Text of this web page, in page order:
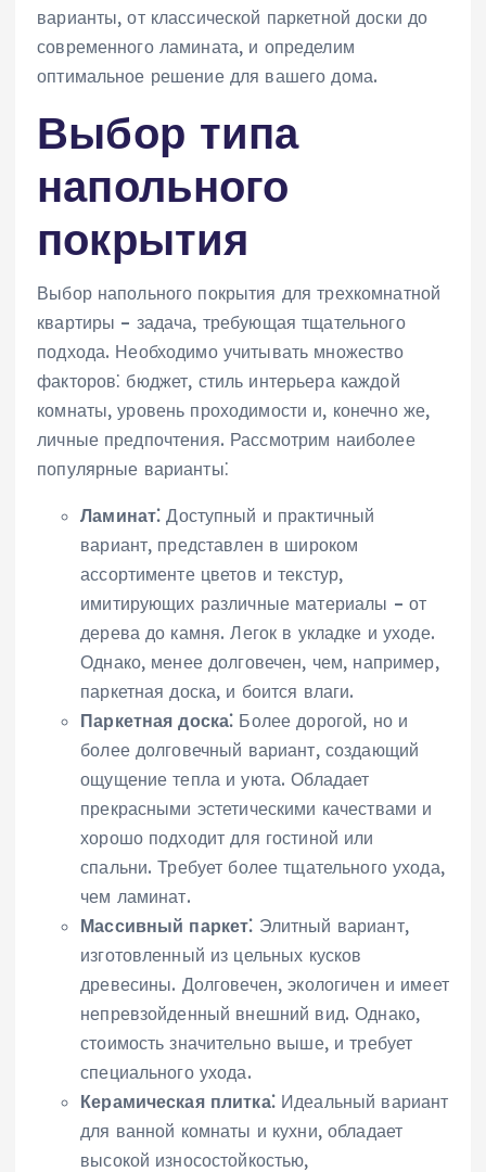
варианты, от классической паркетной доски до
современного ламината, и определим
оптимальное решение для вашего дома.
Выбор типа
напольного
покрытия
Выбор напольного покрытия для трехкомнатной
квартиры – задача, требующая тщательного
подхода. Необходимо учитывать множество
факторов⁚ бюджет, стиль интерьера каждой
комнаты, уровень проходимости и, конечно же,
личные предпочтения. Рассмотрим наиболее
популярные варианты⁚
Ламинат⁚ Доступный и практичный
вариант, представлен в широком
ассортименте цветов и текстур,
имитирующих различные материалы – от
дерева до камня. Легок в укладке и уходе.
Однако, менее долговечен, чем, например,
паркетная доска, и боится влаги.
Паркетная доска⁚ Более дорогой, но и
более долговечный вариант, создающий
ощущение тепла и уюта. Обладает
прекрасными эстетическими качествами и
хорошо подходит для гостиной или
спальни. Требует более тщательного ухода,
чем ламинат.
Массивный паркет⁚ Элитный вариант,
изготовленный из цельных кусков
древесины. Долговечен, экологичен и имеет
непревзойденный внешний вид. Однако,
стоимость значительно выше, и требует
специального ухода.
Керамическая плитка⁚Идеальный вариант
для ванной комнаты и кухни, обладает
высокой износостойкостью,